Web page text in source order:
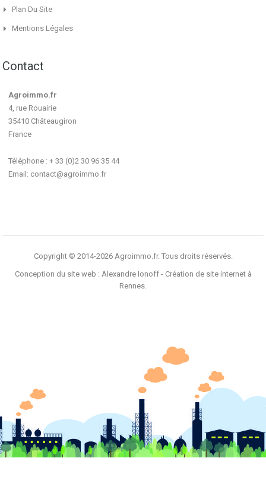
Plan Du Site
Mentions Légales
Contact
Agroimmo.fr
4, rue Rouairie
35410 Châteaugiron
France
Téléphone : + 33 (0)2 30 96 35 44
Email: contact@agroimmo.fr
Copyright © 2014-2026 Agroimmo.fr. Tous droits réservés.
Conception du site web : Alexandre Ionoff - Création de site internet à
Rennes.